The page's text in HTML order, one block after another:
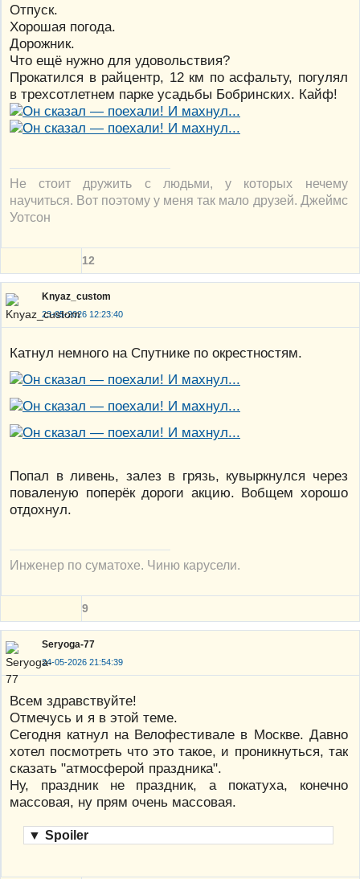
Отпуск.
Хорошая погода.
Дорожник.
Что ещё нужно для удовольствия?
Прокатился в райцентр, 12 км по асфальту, погулял
в трехсотлетнем парке усадьбы Бобринских. Кайф!
Не стоит дружить с людьми, у которых нечему
научиться. Вот поэтому у меня так мало друзей. Джеймс
Уотсон
12
Knyaz_custom
23-05-2026 12:23:40
Катнул немного на Спутнике по окрестностям.
Попал в ливень, залез в грязь, кувыркнулся через
поваленую поперёк дороги акцию. Вобщем хорошо
отдохнул.
Инженер по суматохе. Чиню карусели.
9
Seryoga-77
24-05-2026 21:54:39
Всем здравствуйте!
Отмечусь и я в этой теме.
Сегодня катнул на Велофестивале в Москве. Давно
хотел посмотреть что это такое, и проникнуться, так
сказать "атмосферой праздника".
Ну, праздник не праздник, а покатуха, конечно
массовая, ну прям очень массовая.
▼ Spoiler